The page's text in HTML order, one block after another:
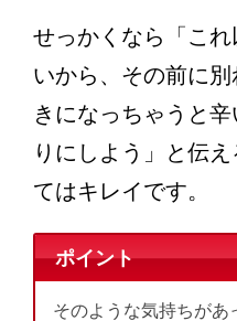
せっかくなら「こ
いから、その前に
きになっちゃうと
りにしよう」と伝
てはキレイです。
ポイント
そのような気持ちがあ